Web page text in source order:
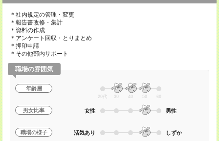
＊社内規定の管理・変更
＊報告書改修・集計
＊資料の作成
＊アンケート回収・とりまとめ
＊押印申請
＊その他部内サポート
職場の雰囲気
年齢層
20代 30 40 50 60
男女比率 女性 男性
職場の様子 活気あり しずか